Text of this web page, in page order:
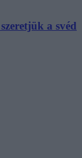
a svéd